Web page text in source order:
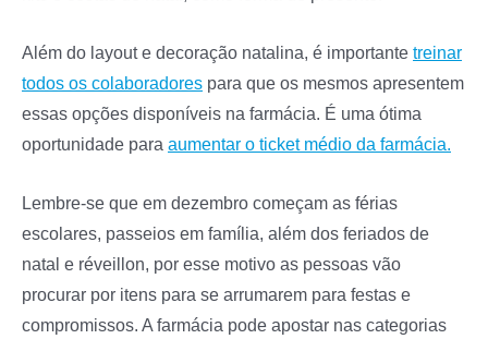
Além do layout e decoração natalina, é importante treinar
todos os colaboradores para que os mesmos apresentem
essas opções disponíveis na farmácia. É uma ótima
oportunidade para aumentar o ticket médio da farmácia.
Lembre-se que em dezembro começam as férias
escolares, passeios em família, além dos feriados de
natal e réveillon, por esse motivo as pessoas vão
procurar por itens para se arrumarem para festas e
compromissos. A farmácia pode apostar nas categorias